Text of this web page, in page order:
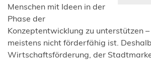
Menschen mit Ideen in der
Phase der
Konzeptentwicklung zu unterstützen
meistens nicht förderfähig ist.
Wirtschaftsförderung, der